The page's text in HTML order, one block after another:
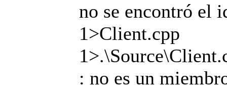
no se encontró el
1>Client.cpp
: no es un